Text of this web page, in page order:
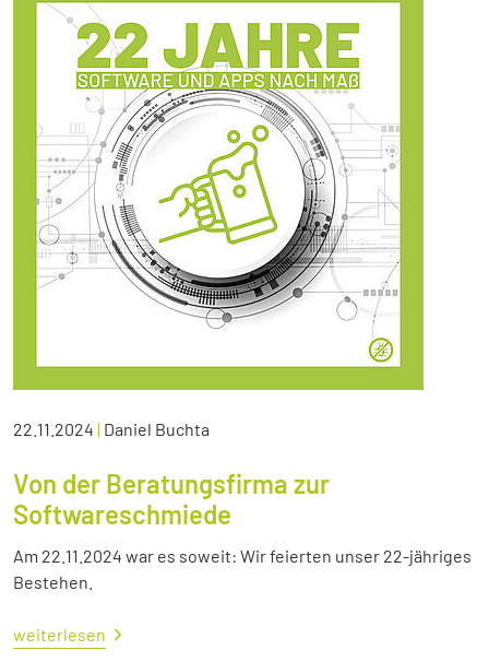
22.11.2024 | Daniel Buchta
Von der Beratungsfirma zur
Softwareschmiede
Am 22.11.2024 war es soweit: Wir feierten unser 22-jähriges
Bestehen.
weiterlesen